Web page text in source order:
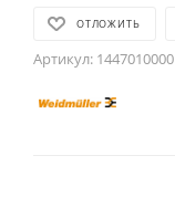
ОТЛОЖИТЬ
Артикул: 1447010000